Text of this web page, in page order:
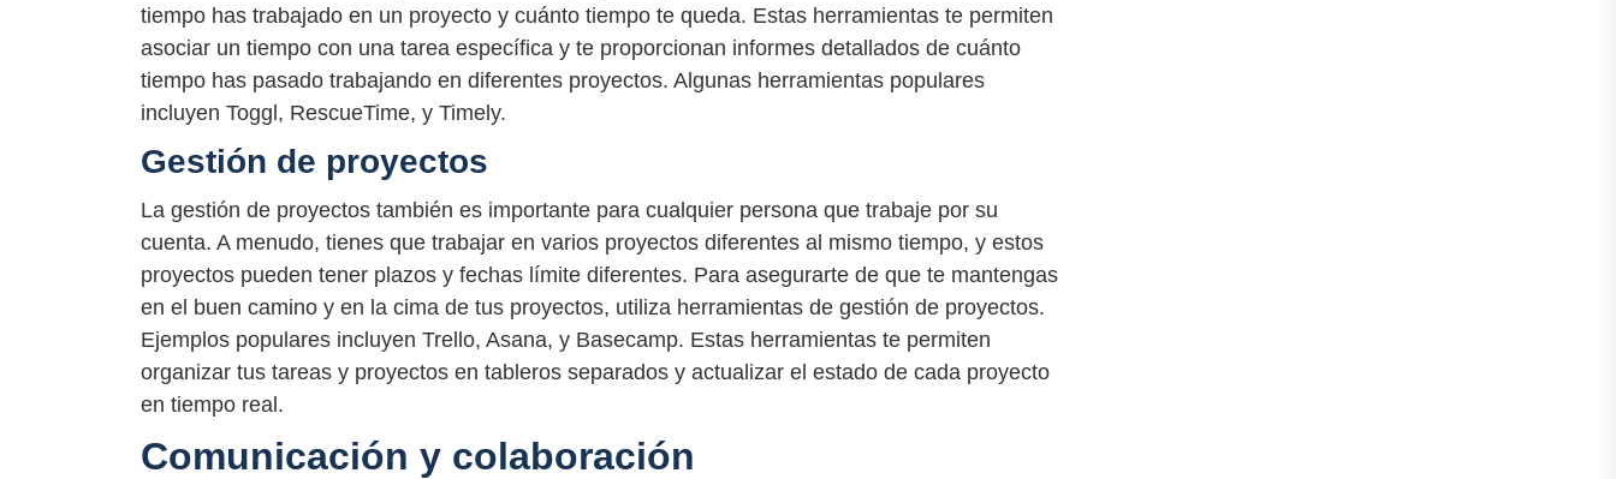
tiempo has trabajado en un proyecto y cuánto tiempo te queda. Estas herramientas te permiten
asociar un tiempo con una tarea específica y te proporcionan informes detallados de cuánto
tiempo has pasado trabajando en diferentes proyectos. Algunas herramientas populares
incluyen Toggl, RescueTime, y Timely.
Gestión de proyectos
La gestión de proyectos también es importante para cualquier persona que trabaje por su
cuenta. A menudo, tienes que trabajar en varios proyectos diferentes al mismo tiempo, y estos
proyectos pueden tener plazos y fechas límite diferentes. Para asegurarte de que te mantengas
en el buen camino y en la cima de tus proyectos, utiliza herramientas de gestión de proyectos.
Ejemplos populares incluyen Trello, Asana, y Basecamp. Estas herramientas te permiten
organizar tus tareas y proyectos en tableros separados y actualizar el estado de cada proyecto
en tiempo real.
Comunicación y colaboración